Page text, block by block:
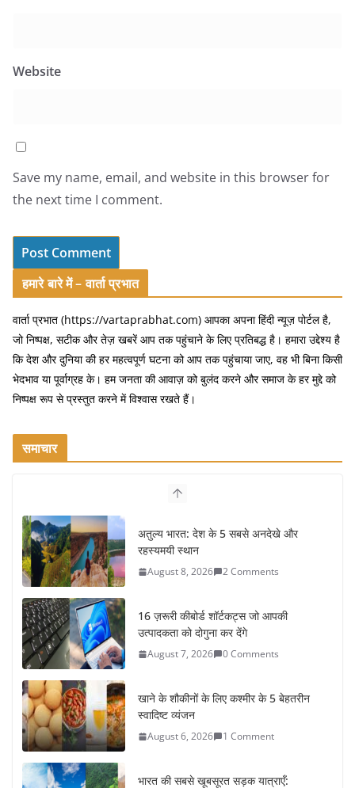
Website
Save my name, email, and website in this browser for
the next time I comment.
हमारे बारे में – वार्ता प्रभात
वार्ता प्रभात (https://vartaprabhat.com) आपका अपना हिंदी न्यूज़ पोर्टल है,
जो निष्पक्ष, सटीक और तेज़ खबरें आप तक पहुंचाने के लिए प्रतिबद्ध है। हमारा उद्देश्य है
कि देश और दुनिया की हर महत्वपूर्ण घटना को आप तक पहुंचाया जाए, वह भी बिना किसी
भेदभाव या पूर्वाग्रह के। हम जनता की आवाज़ को बुलंद करने और समाज के हर मुद्दे को
निष्पक्ष रूप से प्रस्तुत करने में विश्वास रखते हैं।
समाचार
अतुल्य भारत: देश के 5 सबसे अनदेखे और
16 ज़रूरी कीबोर्ड शॉर्टकट्स जो आपकी
उत्पादकता को दोगुना कर देंगे
खाने के शौकीनों के लिए कश्मीर के 5 बेहतरीन
स्वादिष्ट व्यंजन
भारत की सबसे खूबसूरत सड़क यात्राएँ:
दार्जिलिंग से लद्दाख तक का सफर